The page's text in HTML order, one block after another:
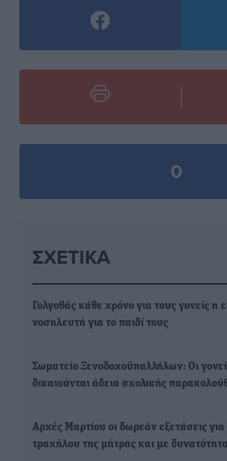
0
ΣΧΕΤΙΚΆ
Γολγοθάς κάθε χρόνο για τους γονείς η
νοσηλευτή για το παιδί τους
Σωματείο Ξενοδοχοϋπαλλήλων: Οι
δικαιούνται άδεια σχολικής
Αρχές Μαρτίου οι δωρεάν εξετάσεις
τραχήλου της μήτρας και με